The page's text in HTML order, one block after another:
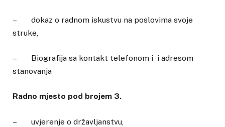
– dokaz o radnom iskustvu na poslovima svoje
struke,
– Biografija sa kontakt telefonom i i adresom
stanovanja
Radno mjesto pod brojem 3.
– uvjerenje o državljanstvu,